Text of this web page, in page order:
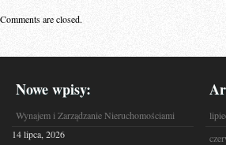
Comments are closed.
Nowe wpisy:
Wynajem i Zarządzanie Nieruchomościami
14 lipca, 2026